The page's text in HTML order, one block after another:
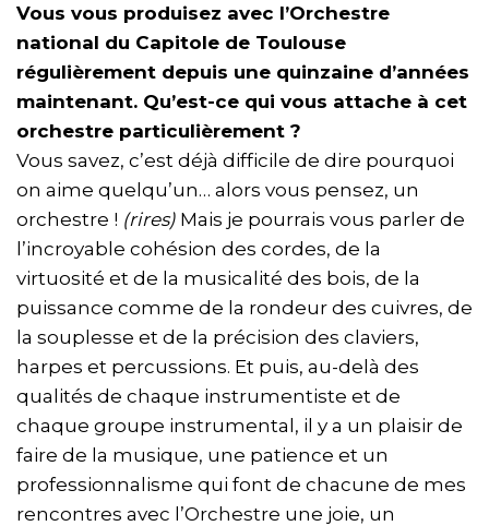
Vous vous produisez avec l’Orchestre
national du Capitole de Toulouse
régulièrement depuis une quinzaine d’années
maintenant. Qu’est-ce qui vous attache à cet
orchestre particulièrement ?
Vous savez, c’est déjà difficile de dire pourquoi
on aime quelqu’un… alors vous pensez, un
orchestre ! (rires) Mais je pourrais vous parler de
l’incroyable cohésion des cordes, de la
virtuosité et de la musicalité des bois, de la
puissance comme de la rondeur des cuivres, de
la souplesse et de la précision des claviers,
harpes et percussions. Et puis, au-delà des
qualités de chaque instrumentiste et de
chaque groupe instrumental, il y a un plaisir de
faire de la musique, une patience et un
professionnalisme qui font de chacune de mes
rencontres avec l’Orchestre une joie, un